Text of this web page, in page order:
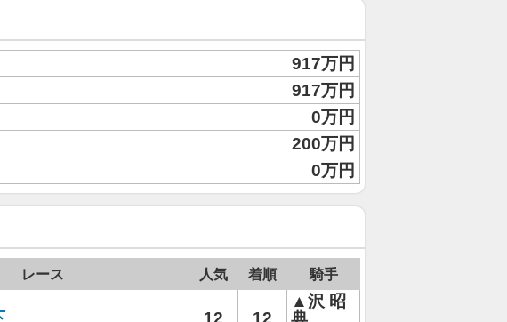
917万円
917万円
0万円
200万円
0万円
レース 人気 着順 騎手
12 12
▲沢 昭
典